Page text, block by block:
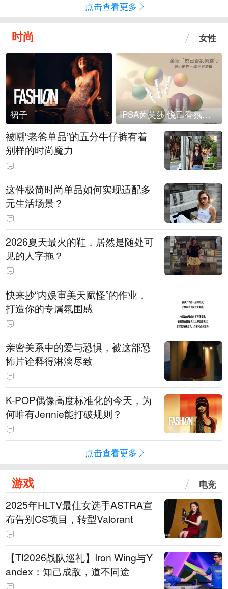
点击查看更多
时尚 女性
裙子 IPSA茵芙莎 悦己香氛凝露上市
被嘲“老爸单品”的五分牛仔裤有着
别样的时尚魔力
这件极简时尚单品如何实现适配多
元生活场景？
2026夏天最火的鞋，居然是随处可
见的人字拖？
快来抄“内娱审美天赋怪”的作业，
打造你的专属氛围感
亲密关系中的爱与恐惧，被这部恐
怖片诠释得淋漓尽致
K-POP偶像高度标准化的今天，为
何唯有Jennie能打破规则？
点击查看更多
游戏 电竞
2025年HLTV最佳女选手ASTRA宣
布告别CS项目，转型Valorant
【TI2026战队巡礼】Iron Wing与Y
andex：知己成敌，道不同途